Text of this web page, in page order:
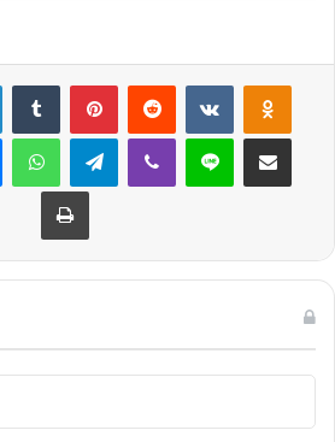
LinkedInTumblr PinterestReddit VKontakte
MessengerWhatsAppTelegramViber Line E-Posta ile
Yazdır